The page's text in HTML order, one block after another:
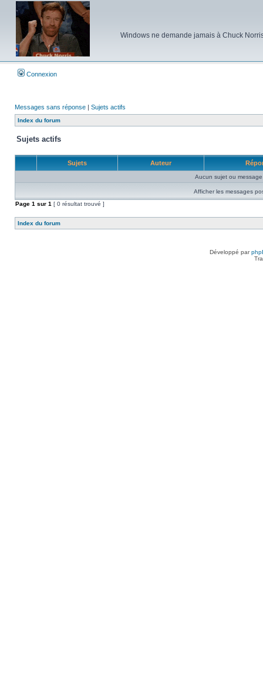
Windows ne demande jamais à Chuck
Connexion
Messages sans réponse | Sujets actifs
Index du forum
Sujets actifs
Sujets Auteur
Aucun sujet ou
Afficher les messages
Page 1 sur 1 [ 0 résultat trouvé ]
Index du forum
Développé par